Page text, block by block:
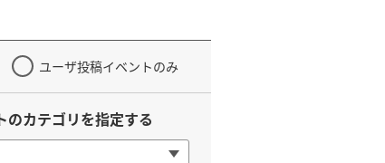
ユーザ投稿イベントのみ
カテゴリを指定する